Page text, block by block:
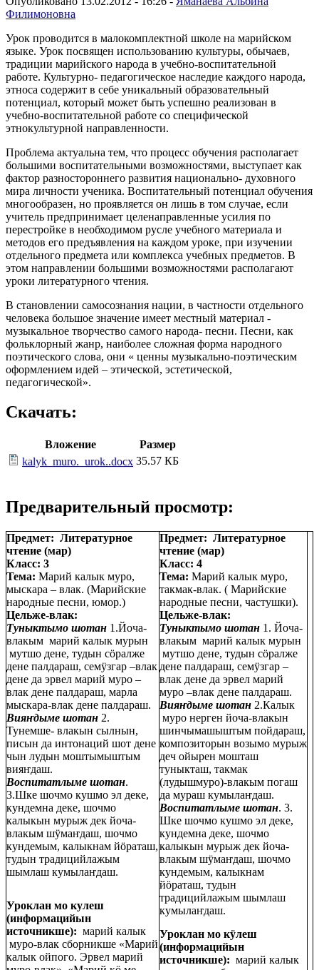
Филимоновна
Урок проводится в малокомплектной школе на марийском
языке. Урок посвящен использованию культуры, обычаев,
традиции марийского народа в учебно-воспитательной
работе. Культурно- педагогическое наследие каждого народа,
этноса содержит в себе уникальный образовательный
потенциал, который может быть успешно реализован в
учебно-воспитательной работе со специфической
этнокультурной направленности.
Проблема актуальна тем, что процесс обучения располагает
большими воспитательными возможностями, выступает как
фактор разностороннего развития национально- духовного
мира личности ученика. Воспитательный потенциал обучения
многообразен, но проявляется он лишь в том случае, если
учитель предпринимает целенаправленные усилия по
перестройке в необходимом русле учебного материала и
методов его предъявления на каждом уроке, при изучении
отдельного предмета или комплекса учебных предметов. В
этом направлении большими возможностями располагают
уроки литературного чтения.
В становлении самосознания нации, в частности отдельного
человека большое значение имеет местный материал -
музыкальное творчество самого народа- песни. Песни, как
фольклорный жанр, наиболее сложная форма народного
поэтического слова, они « ценны музыкально-поэтическим
оформлением идей – этической, эстетической,
педагогической».
Скачать:
Вложение
Размер
kalyk_muro._urok..docx 35.57 КБ
Предварительный просмотр:
Предмет: Литературное
чтение (мар)
Класс: 3
Тема: Марий калык муро,
мыскара – влак. (Марийские
народные песни, юмор.)
Цельже-влак:
Туныктымо шотан 1.Йоча-
влакым марий калык мурын
мутшо дене, тудын сӧралже
дене палдараш, семӱзгар –влак
дене да эрвел марий муро –
влак дене палдараш, марла
мыскара-влак дене палдараш.
Вияҥдыме шотан 2.
Тунемше- влакын сылнын,
писын да интонаций шот дене
чын лудын моштымыштым
вияҥдаш.
Воспитатлыме шотан.
3.Шке шочмо кушмо эл деке,
кундемна деке, шочмо
калыкын мурыж дек йоча-
влакым шӱмаҥдаш, шочмо
кундемым, калыкнам йӧраташ,
тудын традицийлажым
шымлаш кумылаҥдаш.
Уроклан мо кулеш
(информацийын
источникше): марий калык
муро-влак сборникше «Марий
калык ойпого. Эрвел марий
Предмет: Литературное
чтение (мар)
Класс: 4
Тема: Марий калык муро,
такмак-влак. ( Марийские
народные песни, частушки).
Цельже-влак:
Туныктымо шотан 1. Йоча-
влакым марий калык мурын
мутшо дене, тудын сӧралже
дене палдараш, семӱзгар –
влак дене да эрвел марий
муро –влак дене палдараш.
Вияҥдыме шотан 2.Калык
муро нерген йоча-влакын
шинчымашыштым пойдараш,
композиторын возымо мурыж
деч ойырен мошташ
туныкташ, такмак
(лудышмуро)-влакым погаш
да мураш кумылаҥдаш.
Воспитатлыме шотан. 3.
Шке шочмо кушмо эл деке,
кундемна деке, шочмо
калыкын мурыж дек йоча-
влакым шӱмаҥдаш, шочмо
кундемым, калыкнам
йӧраташ, тудын
традицийлажым шымлаш
кумылаҥдаш.
Уроклан мо кӱлеш
(информацийын
источникше): марий калык